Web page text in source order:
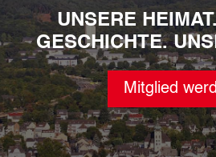
UNSERE
GESCHICHTE.
Mitglied